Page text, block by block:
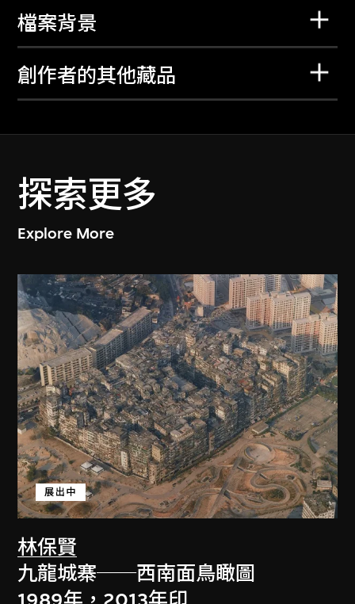
檔案背景
創作者的其他藏品
探索更多
Explore More
林保賢
展出中
九龍城寨──西南面鳥瞰圖